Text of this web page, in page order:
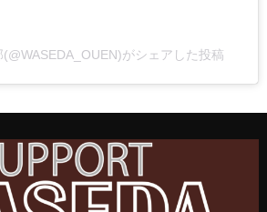
がシェアした投稿